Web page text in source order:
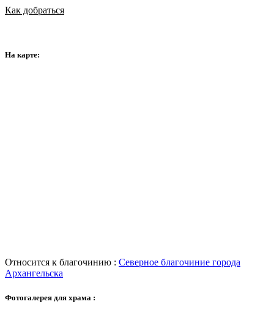
Как добраться
На карте:
Относится к благочинию : Северное благочиние города
Архангельска
Фотогалерея для храма :